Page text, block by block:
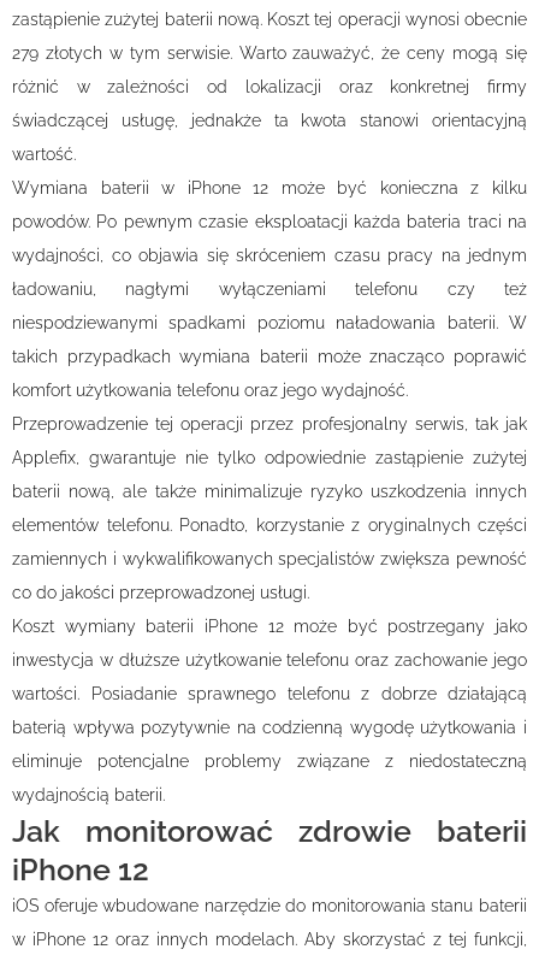
zastąpienie zużytej baterii nową. Koszt tej operacji wynosi obecnie
279 złotych w tym serwisie. Warto zauważyć, że ceny mogą się
różnić w zależności od lokalizacji oraz konkretnej firmy
świadczącej usługę, jednakże ta kwota stanowi orientacyjną
wartość.
Wymiana baterii w iPhone 12 może być konieczna z kilku
powodów. Po pewnym czasie eksploatacji każda bateria traci na
wydajności, co objawia się skróceniem czasu pracy na jednym
ładowaniu, nagłymi wyłączeniami telefonu czy też
niespodziewanymi spadkami poziomu naładowania baterii. W
takich przypadkach wymiana baterii może znacząco poprawić
komfort użytkowania telefonu oraz jego wydajność.
Przeprowadzenie tej operacji przez profesjonalny serwis, tak jak
Applefix, gwarantuje nie tylko odpowiednie zastąpienie zużytej
baterii nową, ale także minimalizuje ryzyko uszkodzenia innych
elementów telefonu. Ponadto, korzystanie z oryginalnych części
zamiennych i wykwalifikowanych specjalistów zwiększa pewność
co do jakości przeprowadzonej usługi.
Koszt wymiany baterii iPhone 12 może być postrzegany jako
inwestycja w dłuższe użytkowanie telefonu oraz zachowanie jego
wartości. Posiadanie sprawnego telefonu z dobrze działającą
baterią wpływa pozytywnie na codzienną wygodę użytkowania i
eliminuje potencjalne problemy związane z niedostateczną
wydajnością baterii.
Jak monitorować zdrowie baterii
iPhone 12
iOS oferuje wbudowane narzędzie do monitorowania stanu baterii
w iPhone 12 oraz innych modelach. Aby skorzystać z tej funkcji,